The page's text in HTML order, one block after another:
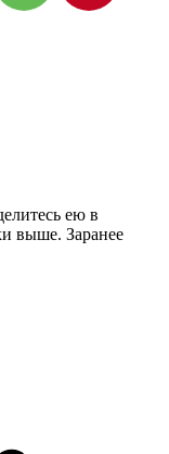
ею в
выше. Заранее